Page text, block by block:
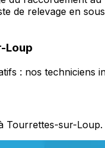
de relevage en
Loup
: nos techniciens
Tourrettes-sur-Loup.